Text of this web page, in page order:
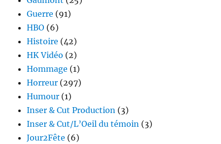
Guerre (91)
HBO (6)
Histoire (42)
HK Vidéo (2)
Hommage (1)
Horreur (297)
Humour (1)
Inser & Cut Production (3)
Inser & Cut/L’Oeil du témoin (3)
Jour2Fête (6)